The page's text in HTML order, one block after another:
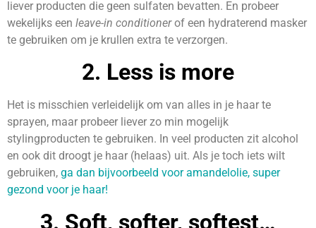
liever producten die geen sulfaten bevatten. En probeer
wekelijks een leave-in conditionerof een hydraterend masker
te gebruiken om je krullen extra te verzorgen.
2. Less is more
Het is misschien verleidelijk om van alles in je haar te
sprayen, maar probeer liever zo min mogelijk
stylingproducten te gebruiken. In veel producten zit alcohol
en ook dit droogt je haar (helaas) uit. Als je toch iets wilt
gebruiken, ga dan bijvoorbeeld voor amandelolie, super
gezond voor je haar!
3. Soft, softer, softest…